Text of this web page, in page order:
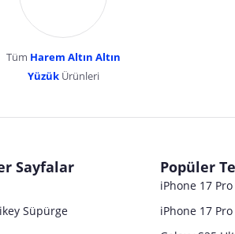
YENİBOSNA MERKEZ MAH LADİN SOK
Tüm Harem Altın Altın
YüzükÜrünleri
Sayfalar
Süpürge
Popüler
iPhone 17
iPhone 17 Pro